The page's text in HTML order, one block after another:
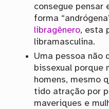
consegue pensar
forma
libragênero, esta
libramasculina.
Uma pessoa não
bissexual porque
homens, mesmo
tido atração por
maveriques e